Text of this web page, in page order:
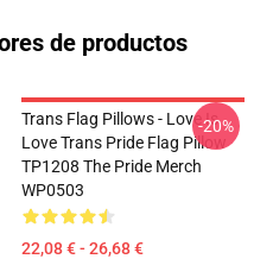
de productos
Trans Flag Pillows - Love Is
Love Trans Pride Flag Pillow
TP1208 The Pride Merch
WP0503
22,08 € - 26,68 €
-20%